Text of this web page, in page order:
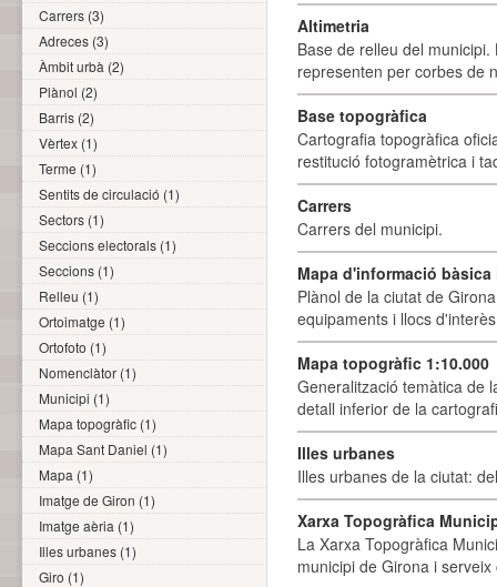
Altimetria
Base de relleu del
representen per corbes de
Base topogràfica
Cartografia topogràfica
restitució fotogramètrica i
Carrers
Carrers del municipi.
Mapa d'informació
Plànol de la ciutat de
equipaments i llocs
Mapa topogràfic 1:10.000
Generalització temàtica de
detall inferior de la
Illes urbanes
Illes urbanes de la ciutat:
Xarxa Topogràfica
La Xarxa Topogràfica
municipi de Girona i
Carrers (3)
Adreces (3)
Àmbit urbà (2)
Plànol (2)
Barris (2)
Vèrtex (1)
Terme (1)
Sentits de circulació (1)
Sectors (1)
Seccions electorals (1)
Seccions (1)
Relleu (1)
Ortoimatge (1)
Ortofoto (1)
Nomenclàtor (1)
Municipi (1)
Mapa topogràfic (1)
Mapa Sant Daniel (1)
Mapa (1)
Imatge de Giron (1)
Imatge aèria (1)
Illes urbanes (1)
Giro (1)